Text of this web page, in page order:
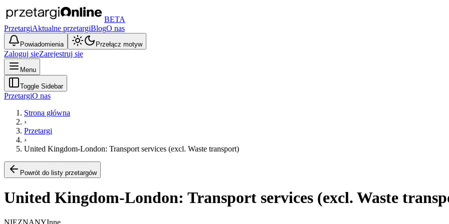
BETA
PrzetargiAktualne przetargiBlogO nas
Powiadomienia Przełącz motyw
Zaloguj sięZarejestruj się
Menu
Toggle Sidebar
PrzetargiO nas
Strona główna
›
Przetargi
›
United Kingdom-London: Transport services (excl. Waste transport)
Powrót do listy przetargów
United Kingdom-London: Transport services (excl. Waste
NIEZNANYInne